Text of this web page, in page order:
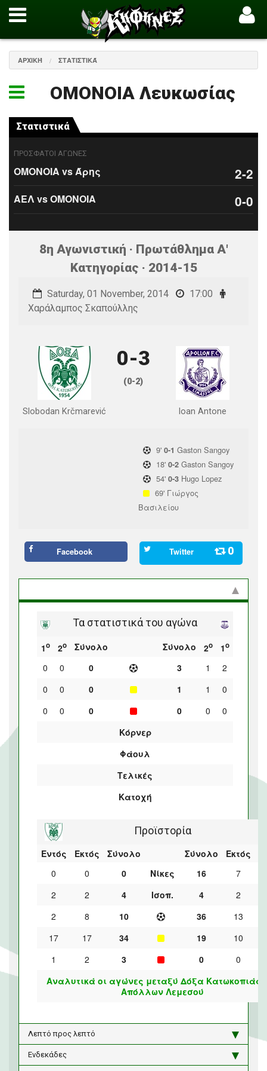
ΑΡΧΙΚΉ ΣΤΑΤΙΣΤΙΚΆ
ΟΜΟΝΟΙΑ Λευκωσίας
Στατιστικά
ΠΡΟΣΦΑΤΟΙ ΑΓΩΝΕΣ
ΟΜΟΝΟΙΑ vs Άρης 2-2
ΑΕΛ vs ΟΜΟΝΟΙΑ 0-0
8η Αγωνιστική · Πρωτάθλημα Α'
Κατηγορίας · 2014-15
Saturday, 01 November, 2014
17:00
Χαράλαμπος Σκαπούλλης
Slobodan Krčmarević
0-3
(0-2)
Ioan Antone
9' 0-1 Gaston Sangoy
18' 0-2 Gaston Sangoy
54' 0-3 Hugo Lopez
69' Γιώργος
Βασιλείου
Facebook Twitter 0
Τα στατιστικά του αγώνα
1ο 2ο Σύνολο Σύνολο 2ο 1ο
0 0 0 3 1
2
0
0 0 1 1
0
0
0 0 0 0
0
Κόρνερ
Φάουλ
Τελικές
Κατοχή
Προϊστορία
Εντός Εκτός Σύνολο Σύνολο Εκτός
0
0 0 Νίκες 16
7
2
2 4 Ισοπ. 4
2
2
8 10 36 13
17
17 34 19
10
1
2 3 0
0
Αναλυτικά οι αγώνες μεταξύ Δόξα Κατωκοπιάς
Απόλλων Λεμεσού
Λεπτό προς λεπτό
Ενδεκάδες